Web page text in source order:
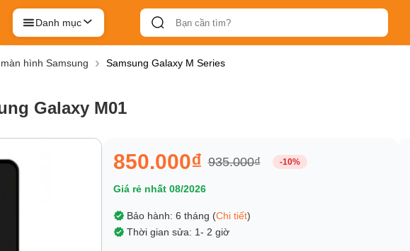
Danh mục
hình Samsung Samsung Galaxy M Series
Galaxy M01
850.000₫ 935.000₫ -10%
Giá rẻ nhất 08/2026
Bảo hành: 6 tháng (Chi tiết)
Thời gian sửa: 1- 2 giờ